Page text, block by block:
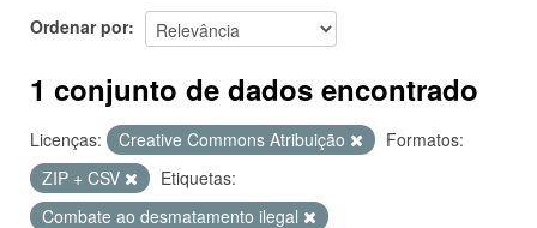
Ordenar por
1 conjunto de dados encontrado
Licenças: Creative Commons Atribuição
Formatos:
ZIP + CSV
Etiquetas:
Combate ao desmatamento ilegal